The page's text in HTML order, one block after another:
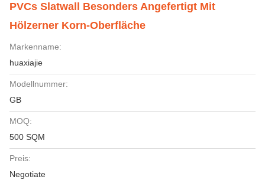
PVCs Slatwall Besonders Angefertigt Mit
Hölzerner Korn-Oberfläche
Markenname:
huaxiajie
Modellnummer:
GB
MOQ:
500 SQM
Preis:
Negotiate